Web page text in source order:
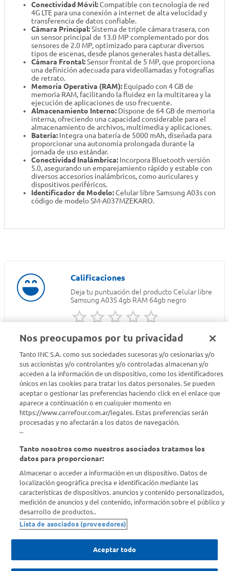
Conectividad Móvil:Compatible con tecnología de red
4G LTE para una conexión a internet de alta velocidad y
transferencia de datos confiable.
Cámara Principal:Sistema de triple cámara trasera, con
un sensor principal de 13.0 MP complementado por dos
sensores de 2.0 MP, optimizado para capturar diversos
tipos de escenas, desde planos generales hasta detalles.
Cámara Frontal:Sensor frontal de 5 MP, que proporciona
una definición adecuada para videollamadas y fotografías
de retrato.
Memoria Operativa (RAM): Equipado con 4 GB de
memoria RAM, facilitando la fluidez en la multitarea y la
ejecución de aplicaciones de uso frecuente.
Almacenamiento Interno: Dispone de 64 GB de memoria
interna, ofreciendo una capacidad considerable para el
almacenamiento de archivos, multimedia y aplicaciones.
Batería: Integra una batería de 5000 mAh, diseñada para
proporcionar una autonomía prolongada durante la
jornada de uso estándar.
Conectividad Inalámbrica: Incorpora Bluetooth versión
5.0, asegurando un emparejamiento rápido y estable con
diversos accesorios inalámbricos, como auriculares y
dispositivos periféricos.
Identificador de Modelo:Celular libre Samsung A03s con
código de modelo SM-A037MZEKARO.
Deja tu puntuación del producto Celular libre
Samsung A03S 4gb RAM 64gb negro
Seguinos en :
Estamos para ayudarte
¿Tenés una consulta? Comunicate con nosotros
Descubrí Carrefour
Conocenos
Nos preocupamos por tu privacidad
Tanto INC S.A. como sus sociedades sucesoras y/o cesionarias y/o
sus accionistas y/o controlantes y/o controladas almacenan y/o
acceden a la información de un dispositivo, como los identificadores
únicos en las cookies para tratar los datos personales. Se pueden
aceptar o gestionar las preferencias haciendo click en el enlace que
aparece a continuación o en cualquier momento en
https://www.carrefour.com.ar/legales. Estas preferencias serán
procesadas y no afectarán a los datos de navegación.
--
Tanto nosotros como nuestros asociados tratamos los
datos para proporcionar:
Almacenar o acceder a información en un dispositivo. Datos de
localización geográfica precisa e identificación mediante las
características de dispositivos. anuncios y contenido personalizados,
medición de anuncios y del contenido, información sobre el público y
desarrollo de productos..
Lista de asociados (proveedores)
Aceptar todo